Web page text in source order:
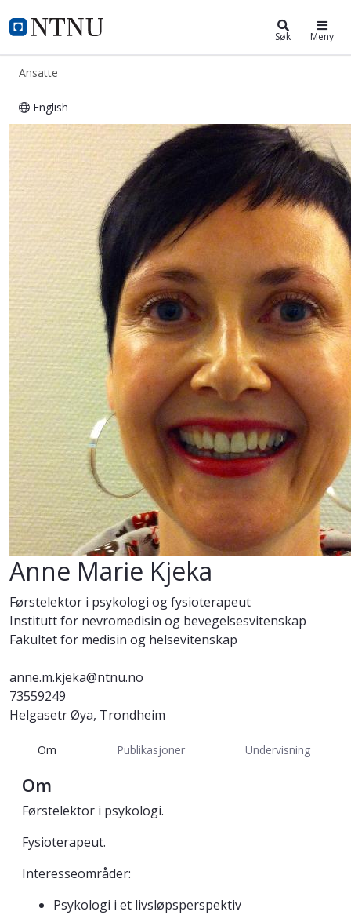
NTNU Hjemmeside
ntnu.no Søk Meny
Ansatte
English
Anne Marie Kjeka
Anne Marie Kjeka
Førstelektor i psykologi og fysioterapeut
Institutt for nevromedisin og bevegelsesvitenskap
Fakultet for medisin og helsevitenskap
anne.m.kjeka@ntnu.no
73559249
Helgasetr Øya, Trondheim
Om Publikasjoner Undervisning
Om
Førstelektor i psykologi.
Fysioterapeut.
Interesseområder:
Psykologi i et livsløpsperspektiv